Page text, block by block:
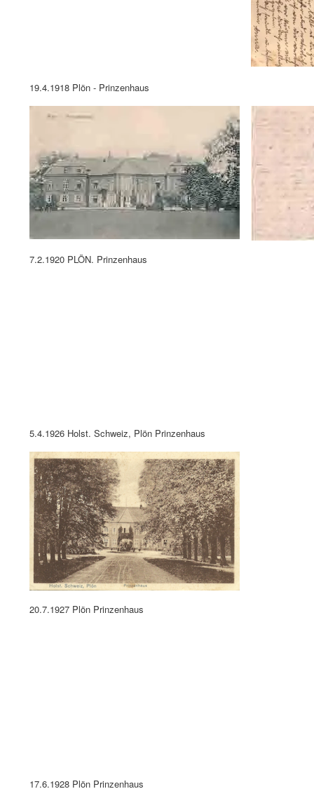
7.2.1920 PLÖN. Prinzenhaus
20.7.1927 Plön Prinzenhaus
17.6.1928 Plön Prinzenhaus